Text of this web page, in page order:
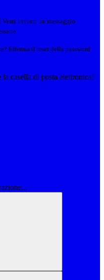
Verrà inviato un messaggio
Effettua il reset della password
casella di posta elettronica!